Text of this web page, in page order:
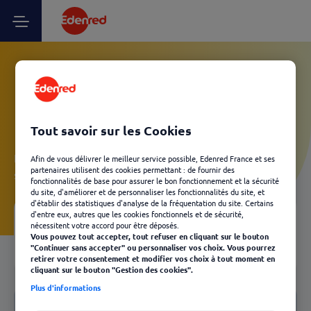
Vos questions Client
Kadéos - Validité/millésime
Laissez-vous guider et découvrez, en quelques clics, les
solutions Edenred les plus adaptées à votre besoin.
04 Votre FAQ
Retour
Notre FAQ
Tout savoir sur les Cookies
Afin de vous délivrer le meilleur service possible, Edenred France et ses
partenaires utilisent des cookies permettant : de fournir des
fonctionnalités de base pour assurer le bon fonctionnement et la sécurité
du site, d'améliorer et de personnaliser les fonctionnalités du site, et
d'établir des statistiques d'analyse de la fréquentation du site. Certains
d'entre eux, autres que les cookies fonctionnels et de sécurité,
nécessitent votre accord pour être déposés.
Vous pouvez tout accepter, tout refuser en cliquant sur le bouton
"Continuer sans accepter" ou personnaliser vos choix. Vous pourrez
retirer votre consentement et modifier vos choix à tout moment en
cliquant sur le bouton "Gestion des cookies".
Plus d'informations